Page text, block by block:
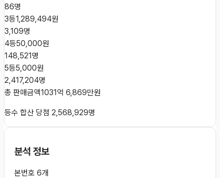
86명
3등1,289,494원
3,109명
4등50,000원
148,521명
5등5,000원
2,417,204명
총 판매금액1031억 6,869만원
등수 합산 당첨 2,568,929명
분석 정보
본번호 6개